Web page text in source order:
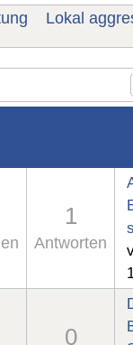
Lokal
1
Antworten
0